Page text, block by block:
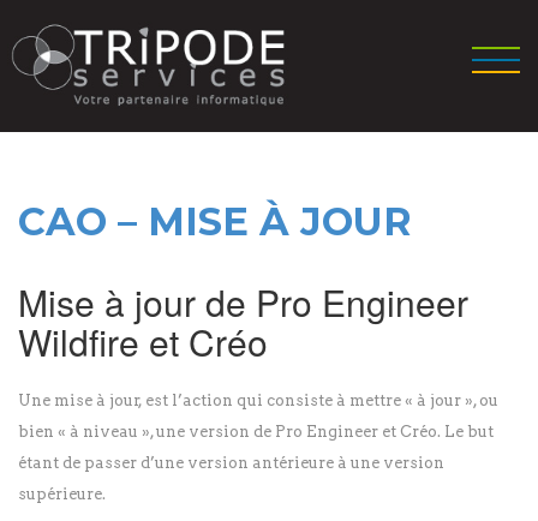
CAO – MISE À JOUR
Mise à jour de Pro Engineer
Wildfire et Créo
Une mise à jour, est l’action qui consiste à mettre « à jour », ou
bien « à niveau », une version de Pro Engineer et Créo. Le but
étant de passer d’une version antérieure à une version
supérieure.